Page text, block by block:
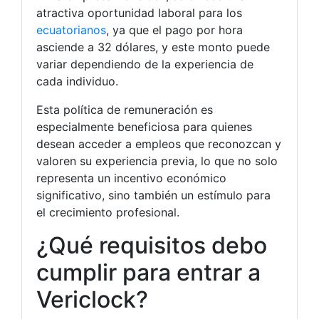
atractiva oportunidad laboral para los
ecuatorianos, ya que el pago por hora
asciende a 32 dólares, y este monto puede
variar dependiendo de la experiencia de
cada individuo.
Esta política de remuneración es
especialmente beneficiosa para quienes
desean acceder a empleos que reconozcan y
valoren su experiencia previa, lo que no solo
representa un incentivo económico
significativo, sino también un estímulo para
el crecimiento profesional.
¿Qué requisitos debo
cumplir para entrar a
Vericlock?